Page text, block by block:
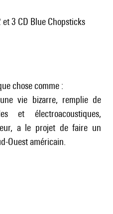
3 CD Blue Chopsticks
chose comme :
vie bizarre, remplie de
et électroacoustiques,
a le projet de faire un
Ouest américain.